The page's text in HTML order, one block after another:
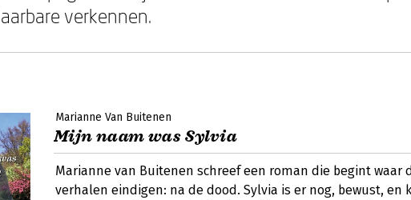
verkennen.
Marianne Van Buitenen
Mijn naam was Sylvia
Marianne van Buitenen schreef een roman die begint waar
verhalen eindigen: na de dood. Sylvia is er nog, bewust, en